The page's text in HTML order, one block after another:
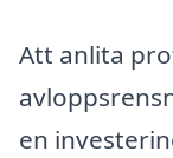
Att anlita
en